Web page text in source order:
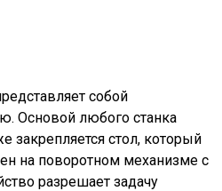
собой
Основой любого станка
закрепляется стол, который
на поворотном механизме с
разрешает задачу